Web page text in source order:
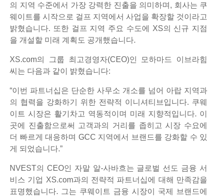
의 지역 수준에서 가장 강력한 진출을 의미하며, 회사는 쿠
웨이트를 시작으로 걸프 지역에서 사업을 확장할 것이라고
밝혔습니다. 또한 걸프 지역 주요 수도에 XS의 신규 지점
을 개설할 미래 계획도 공개했습니다.
XS.com의 그룹 최고경영자(CEO)인 모하마드 이브라힘
씨는 다음과 같이 밝혔습니다:
“이번 파트너십은 단순한 사무소 개소를 넘어 아랍 지역과
의 협력을 강화하기 위한 전략적 이니셔티브입니다. 쿠웨
이트 시장은 활기차고 역동적이며 미래 지향적입니다. 이
곳에 진출함으로써 고객과의 거리를 좁히고 시장 수요에
더 빠르게 대응하며 GCC 지역에서 브랜드를 강화할 수 있
게 되었습니다.”
NVEST의 CEO인 자말 알-사바흐는 글로벌 선도 금융 서
비스 기업 XS.com과의 전략적 파트너십에 대해 만족감을
표명했습니다. 그는 쿠웨이트 금융 시장이 국제 브랜드에